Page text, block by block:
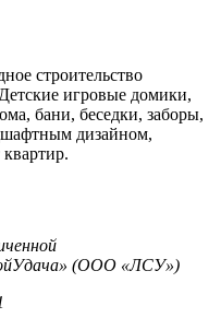
строительство
игровые домики,
бани, беседки, заборы,
дизайном,
(ООО «ЛСУ»)